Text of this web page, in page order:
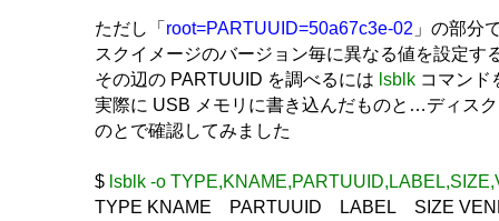
ただし「 root=PARTUUID=50a67c3e-02 」の部分
スクイメージのバージョン毎に異なる値を設定す
その辺の PARTUUID を調べるには lsblkコマンド
実際に USB メモリに書き込んだものと…ディス
のとで確認してみました
$ lsblk -o
TYPE KNAME PARTUUID LABEL SIZE